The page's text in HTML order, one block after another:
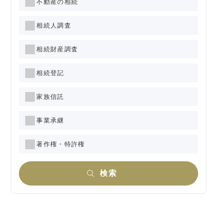
不動産の相続
相続人調査
相続財産調査
相続登記
家族信託
事業承継
著作権・特許権
検索